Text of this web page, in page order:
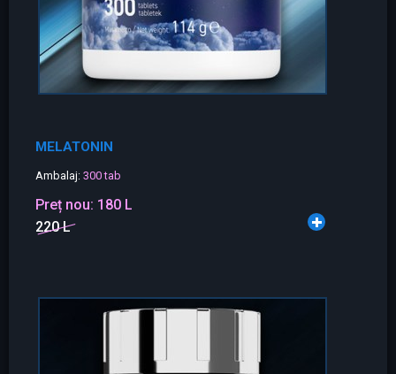
MELATONIN
Ambalaj: 300 tab
Preț nou: 180 L
220 L